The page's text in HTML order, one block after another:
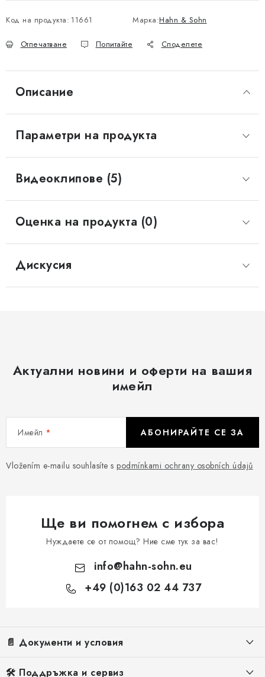
Код на продукта: 11661 Марка:Hahn & Sohn
Отпечатване Попитайте Споделете
Описание
Параметри на продукта
Видеоклипове (5)
Оценка на продукта (0)
Дискусия
Актуални новини и оферти на вашия
имейл
Имейл
Vložením e-mailu souhlasíte s podmínkami ochrany osobních údajů
АБОНИРАЙТЕ СЕ ЗА
Ще ви помогнем с избора
Нуждаете се от помощ? Ние сме тук за вас!
info@hahn-sohn.eu
+49 (0)163 02 44 737
📄 Документи и условия
Правна информация
🛠️ Поддръжка и сервиз